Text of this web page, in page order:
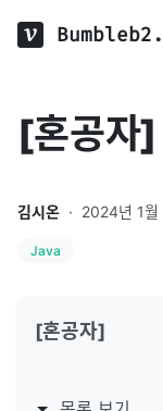
[혼공자]
김시온 · 2024년 1월
Java
[혼공자]